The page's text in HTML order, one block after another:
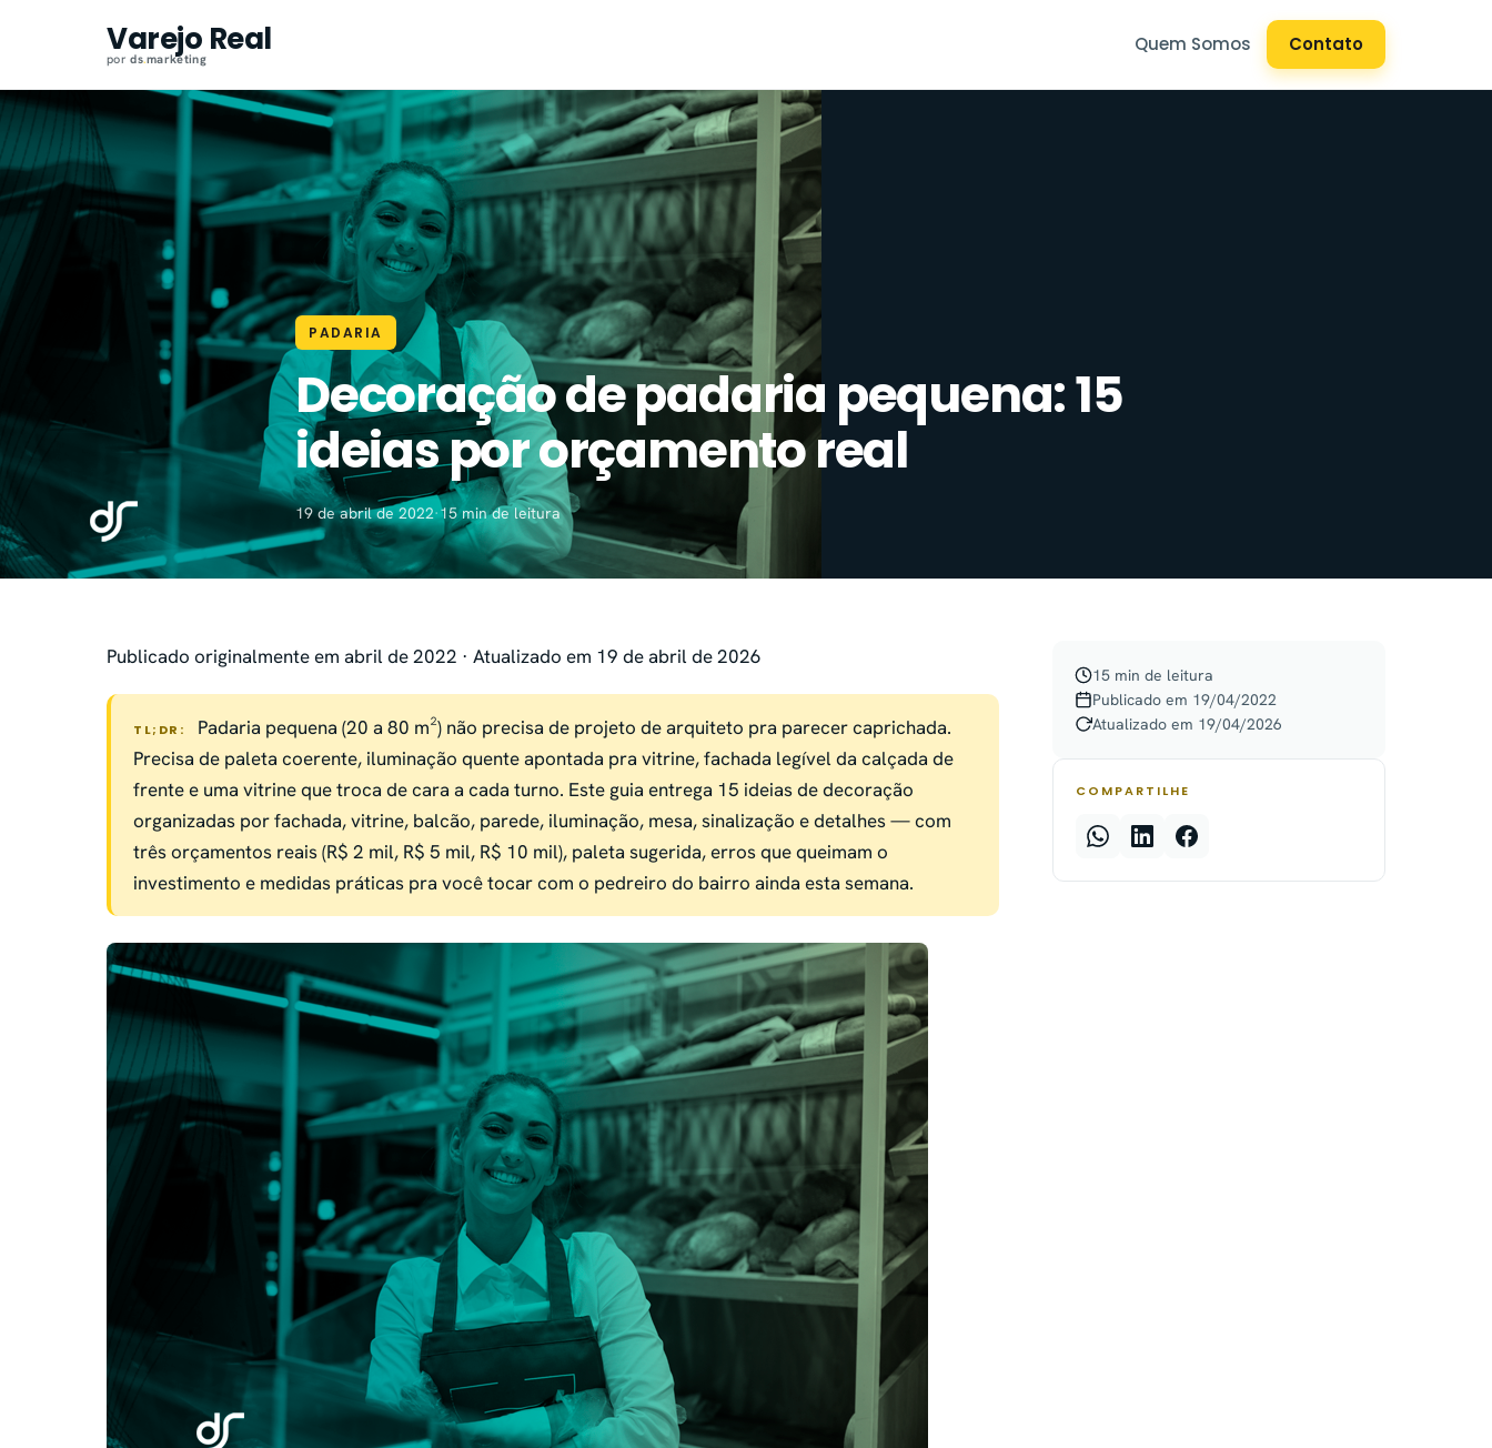
conteúdo
Varejo Real
pords.marketing
Quem Somos Contato
PADARIA
Decoração de padaria pequena: 15
ideias por orçamento real
19 de abril de 2022·15 min de leitura
Publicado originalmente em abril de 2022 · Atualizado em 19 de abril de 2026
TL;DR:
Padaria pequena (20 a 80 m²) não precisa de projeto de arquiteto pra parecer caprichada.
Precisa de paleta coerente, iluminação quente apontada pra vitrine, fachada legível da calçada de
frente e uma vitrine que troca de cara a cada turno. Este guia entrega 15 ideias de decoração
organizadas por fachada, vitrine, balcão, parede, iluminação, mesa, sinalização e detalhes — com
três orçamentos reais (R$ 2 mil, R$ 5 mil, R$ 10 mil), paleta sugerida, erros que queimam o
investimento e medidas práticas pra você tocar com o pedreiro do bairro ainda esta semana.
15 min de leitura
Publicado em 19/04/2022
Atualizado em 19/04/2026
COMPARTILHE